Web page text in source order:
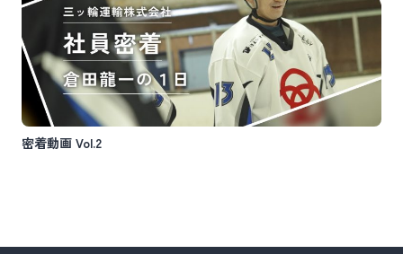
密着動画 Vol.2